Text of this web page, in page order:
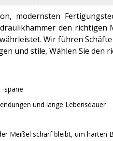
modernsten
den
Wir führen
und stile, Wählen Sie
späne
und lange Lebensdauer
Meißel scharf bleibt, um harten